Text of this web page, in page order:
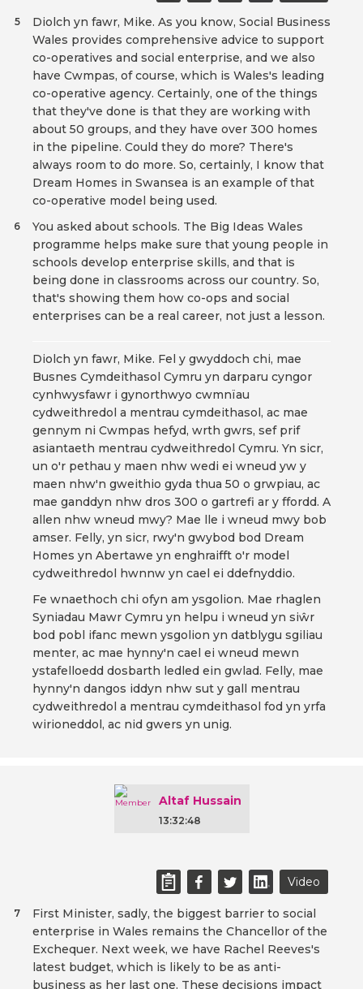
Diolch yn fawr, Mike. As you know, Social Business
Wales provides comprehensive advice to support
co-operatives and social enterprise, and we also
have Cwmpas, of course, which is Wales's leading
co-operative agency. Certainly, one of the things
that they've done is that they are working with
about 50 groups, and they have over 300 homes
in the pipeline. Could they do more? There's
always room to do more. So, certainly, I know that
Dream Homes in Swansea is an example of that
co-operative model being used.
5
You asked about schools. The Big Ideas Wales
programme helps make sure that young people in
schools develop enterprise skills, and that is
being done in classrooms across our country. So,
that's showing them how co-ops and social
enterprises can be a real career, not just a lesson.
6
Diolch yn fawr, Mike. Fel y gwyddoch chi, mae
Busnes Cymdeithasol Cymru yn darparu cyngor
cynhwysfawr i gynorthwyo cwmnïau
cydweithredol a mentrau cymdeithasol, ac mae
gennym ni Cwmpas hefyd, wrth gwrs, sef prif
asiantaeth mentrau cydweithredol Cymru. Yn sicr,
un o'r pethau y maen nhw wedi ei wneud yw y
maen nhw'n gweithio gyda thua 50 o grwpiau, ac
mae ganddyn nhw dros 300 o gartrefi ar y ffordd. A
allen nhw wneud mwy? Mae lle i wneud mwy bob
amser. Felly, yn sicr, rwy'n gwybod bod Dream
Homes yn Abertawe yn enghraifft o'r model
cydweithredol hwnnw yn cael ei ddefnyddio.
Fe wnaethoch chi ofyn am ysgolion. Mae rhaglen
Syniadau Mawr Cymru yn helpu i wneud yn siŵr
bod pobl ifanc mewn ysgolion yn datblygu sgiliau
menter, ac mae hynny'n cael ei wneud mewn
ystafelloedd dosbarth ledled ein gwlad. Felly, mae
hynny'n dangos iddyn nhw sut y gall mentrau
cydweithredol a mentrau cymdeithasol fod yn yrfa
wirioneddol, ac nid gwers yn unig.
Altaf Hussain
13:32:48
Video
First Minister, sadly, the biggest barrier to social
enterprise in Wales remains the Chancellor of the
Exchequer. Next week, we have Rachel Reeves's
latest budget, which is likely to be as anti-
business as her last one. These decisions impact
7